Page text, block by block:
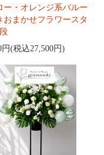
ー・オレンジ系バルー
おまかせフラワースタ
円(税込27,500円)